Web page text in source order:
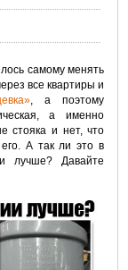
самому менять
все квартиры и
, а поэтому
а именно
стояка и нет, что
А так ли это в
лучше? Давайте